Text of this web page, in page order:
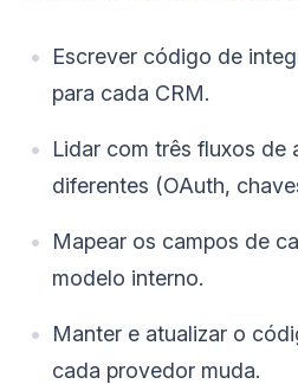
Escrever código de
para cada CRM.
Lidar com três fluxos de
diferentes (OAuth,
Mapear os campos de
modelo interno.
Manter e atualizar o
cada provedor muda.